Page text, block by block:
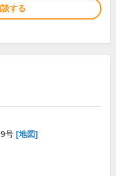
する
号 [地図]